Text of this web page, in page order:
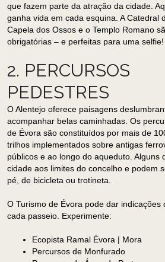
que fazem parte da atração da cidade.
ganha vida em cada esquina. A Catedral
Capela dos Ossos e o Templo Romano
obrigatórias – e perfeitas para uma selfie!
2. PERCURSOS
PEDESTRES
O Alentejo oferece paisagens
acompanhar belas caminhadas. Os
de Évora são constituídos por mais de
trilhos implementados sobre antigas
públicos e ao longo do aqueduto. Alguns
cidade aos limites do concelho e podem
pé, de bicicleta ou trotineta.
O Turismo de Évora pode dar indicações
cada passeio. Experimente:
Ecopista Ramal Évora | Mora
Percursos de Monfurado